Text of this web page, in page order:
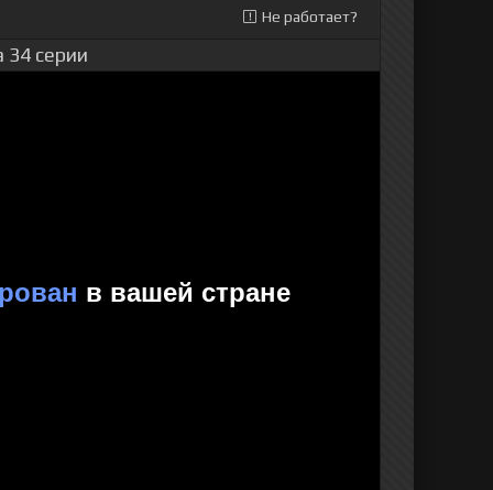
Не работает?
34 серии